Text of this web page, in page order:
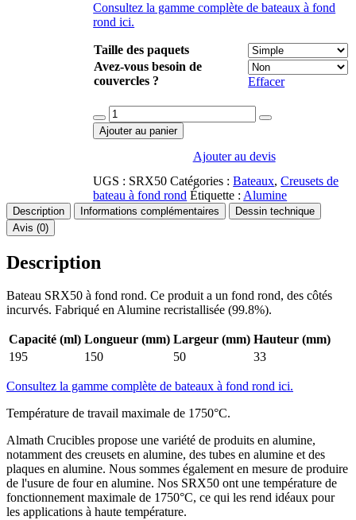
Consultez la gamme complète de bateaux à fond
rond ici.
Taille des paquets
Avez-vous besoin de
couvercles ?
Effacer
Ajouter au panier
Ajouter au devis
UGS : SRX50 Catégories :Bateaux,Creusets de
bateau à fond rond Étiquette : Alumine
Description Informations complémentaires
Dessin technique
Avis (0)
Description
Bateau SRX50 à fond rond. Ce produit a un fond rond, des côtés
incurvés. Fabriqué en Alumine recristallisée (99.8%).
Capacité (ml) Longueur (mm) Largeur (mm) Hauteur (mm)
195
150 50 33
Consultez la gamme complète de bateaux à fond rond ici.
Température de travail maximale de 1750°C.
Almath Crucibles propose une variété de produits en alumine,
notamment des creusets en alumine, des tubes en alumine et des
plaques en alumine. Nous sommes également en mesure de produire
de l'usure de four en alumine. Nos SRX50 ont une température de
fonctionnement maximale de 1750°C, ce qui les rend idéaux pour
les applications à haute température.